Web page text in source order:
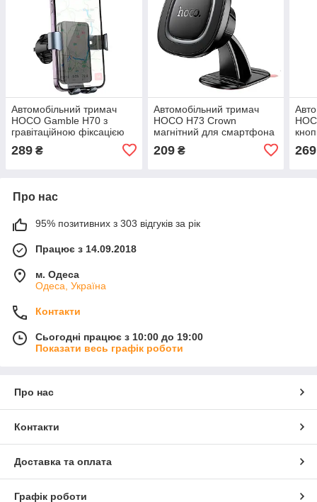
Автомобільний тримач
HOCO Gamble H70 з
гравітаційною фіксацією
для смартфонів 4.5-7" на
решітку
289 ₴
Автомобільний тримач
HOCO H73 Crown
магнітний для смартфона
консоль
209₴ 269
Про нас
95% позитивних з 303 відгуків за рік
Працює з 14.09.2018
м. Одеса
Одеса, Україна
Контакти
Сьогодні працює з 10:00 до 19:00
Показати весь графік роботи
Про нас
Контакти
Доставка та оплата
Графік роботи